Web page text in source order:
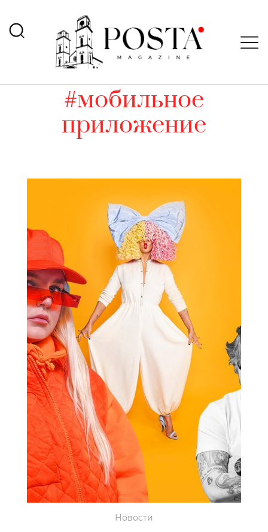
#мобильное
приложение
Новости